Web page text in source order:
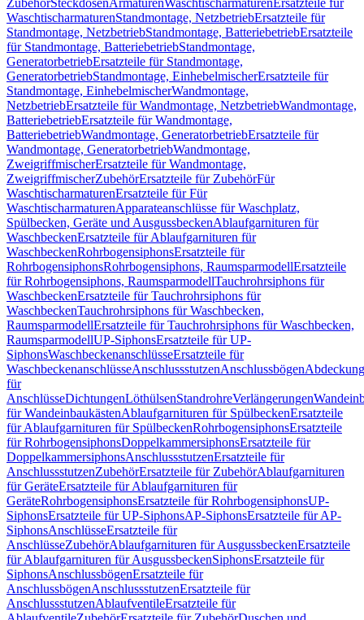
ZubehörSteckdosenArmaturenWaschtischarmaturen Ersatzteile für
WaschtischarmaturenStandmontage, NetzbetriebErsatzteile für
Standmontage, NetzbetriebStandmontage, BatteriebetriebErsatzteile
für Standmontage, BatteriebetriebStandmontage,
GeneratorbetriebErsatzteile für Standmontage,
GeneratorbetriebStandmontage, EinhebelmischerErsatzteile für
Standmontage, EinhebelmischerWandmontage,
NetzbetriebErsatzteile für Wandmontage, NetzbetriebWandmontage,
BatteriebetriebErsatzteile für Wandmontage,
BatteriebetriebWandmontage, GeneratorbetriebErsatzteile für
Wandmontage, GeneratorbetriebWandmontage,
ZweigriffmischerErsatzteile für Wandmontage,
ZweigriffmischerZubehörErsatzteile für ZubehörFür
WaschtischarmaturenErsatzteile für Für
WaschtischarmaturenApparateanschlüsse für Waschplatz,
Spülbecken, Geräte und AusgussbeckenAblaufgarnituren für
WaschbeckenErsatzteile für Ablaufgarnituren für
WaschbeckenRohrbogensiphonsErsatzteile für
RohrbogensiphonsRohrbogensiphons, RaumsparmodellErsatzteile
für Rohrbogensiphons, RaumsparmodellTauchrohrsiphons für
WaschbeckenErsatzteile für Tauchrohrsiphons für
WaschbeckenTauchrohrsiphons für Waschbecken,
RaumsparmodellErsatzteile für Tauchrohrsiphons für Waschbecken,
RaumsparmodellUP-SiphonsErsatzteile für UP-
SiphonsWaschbeckenanschlüsseErsatzteile für
WaschbeckenanschlüsseAnschlussstutzenAnschlussbögen
für
AnschlüsseDichtungenLöthülsenStandrohreVerlängerungen
für WandeinbaukästenAblaufgarnituren für SpülbeckenErsatzteile
für Ablaufgarnituren für SpülbeckenRohrbogensiphonsErsatzteile
für RohrbogensiphonsDoppelkammersiphonsErsatzteile für
DoppelkammersiphonsAnschlussstutzenErsatzteile für
AnschlussstutzenZubehörErsatzteile für ZubehörAblaufgarnituren
für GeräteErsatzteile für Ablaufgarnituren für
GeräteRohrbogensiphonsErsatzteile für RohrbogensiphonsUP-
SiphonsErsatzteile für UP-SiphonsAP-SiphonsErsatzteile für AP-
SiphonsAnschlüsseErsatzteile für
AnschlüsseZubehörAblaufgarnituren für AusgussbeckenErsatzteile
für Ablaufgarnituren für AusgussbeckenSiphonsErsatzteile für
SiphonsAnschlussbögenErsatzteile für
AnschlussbögenAnschlussstutzenErsatzteile für
AnschlussstutzenAblaufventileErsatzteile für